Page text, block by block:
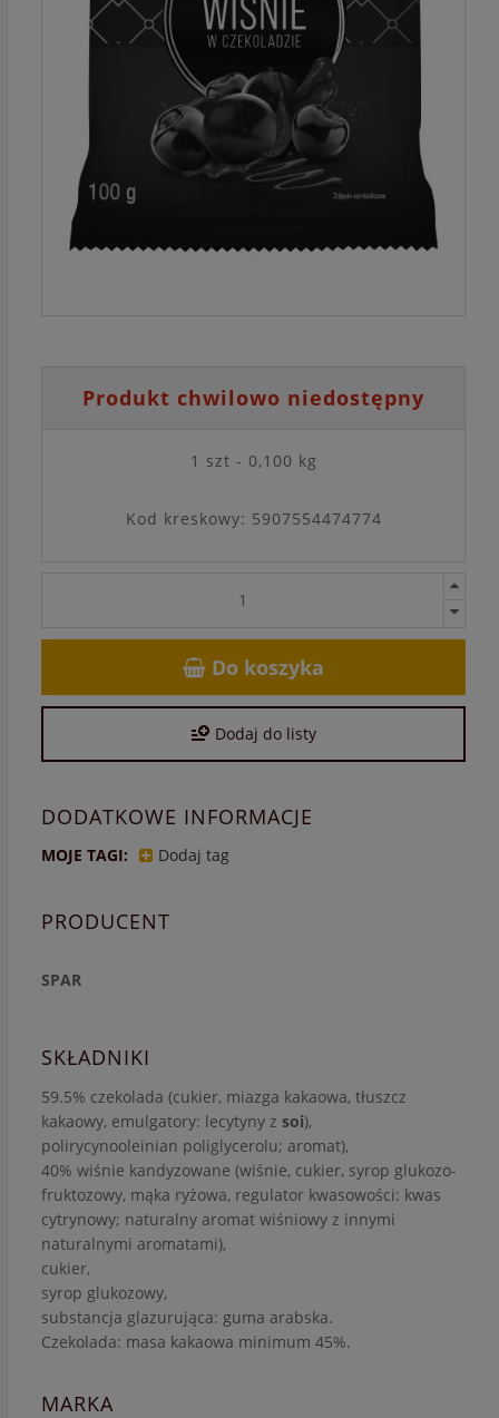
Produkt chwilowo niedostępny
1 szt - 0,100 kg
Kod kreskowy: 5907554474774
Do koszyka
Dodaj do listy
DODATKOWE INFORMACJE
MOJE TAGI: Dodaj tag
PRODUCENT
SPAR
SKŁADNIKI
59.5% czekolada (cukier, miazga kakaowa, tłuszcz
kakaowy, emulgatory: lecytyny z soi),
polirycynooleinian poliglycerolu; aromat),
40% wiśnie kandyzowane (wiśnie, cukier, syrop glukozo-
fruktozowy, mąka ryżowa, regulator kwasowości: kwas
cytrynowy; naturalny aromat wiśniowy z innymi
naturalnymi aromatami),
cukier,
syrop glukozowy,
substancja glazurująca: guma arabska.
Czekolada: masa kakaowa minimum 45%.
MARKA